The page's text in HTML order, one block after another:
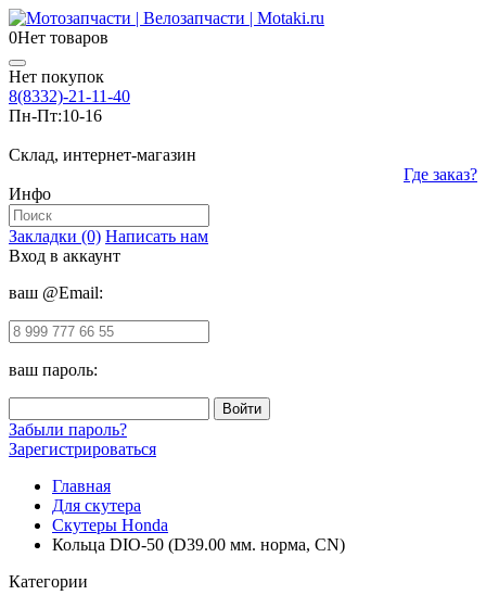
0Нет товаров
Нет покупок
8(8332)-21-11-40
Пн-Пт:10-16
Склад, интернет-магазин
Где заказ?
Инфо
Закладки (0) Написать нам
Вход в аккаунт
ваш @Email:
ваш пароль:
Забыли пароль?
Зарегистрироваться
Главная
Для скутера
Скутеры Honda
Кольца DIO-50 (D39.00 мм. норма, CN)
Категории